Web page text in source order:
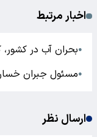
اخبار مرتبط
●بحران آب در کشور،
●مسئول جبران
ارسال نظر